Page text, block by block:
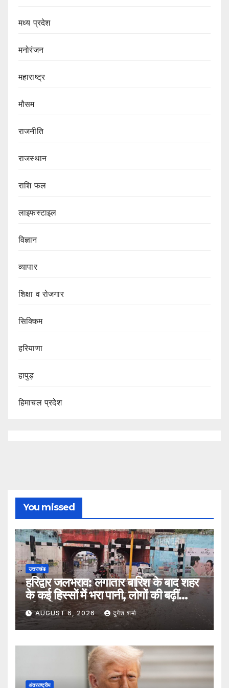
मध्य प्रदेश
मनोरंजन
महाराष्ट्र
मौसम
राजनीति
राजस्थान
राशि फल
लाइफस्टाइल
विज्ञान
व्यापार
शिक्षा व रोजगार
सिक्किम
हरियाणा
हापुड़
हिमाचल प्रदेश
You missed
उत्तराखंड
हरिद्वार जलभराव: लगातार बारिश के बाद शहर
के कई हिस्सों में भरा पानी, लोगों की बढ़ीं
मुश्किलें
AUGUST 6, 2026 दुर्गेश शर्मा
अंतरराष्ट्रीय